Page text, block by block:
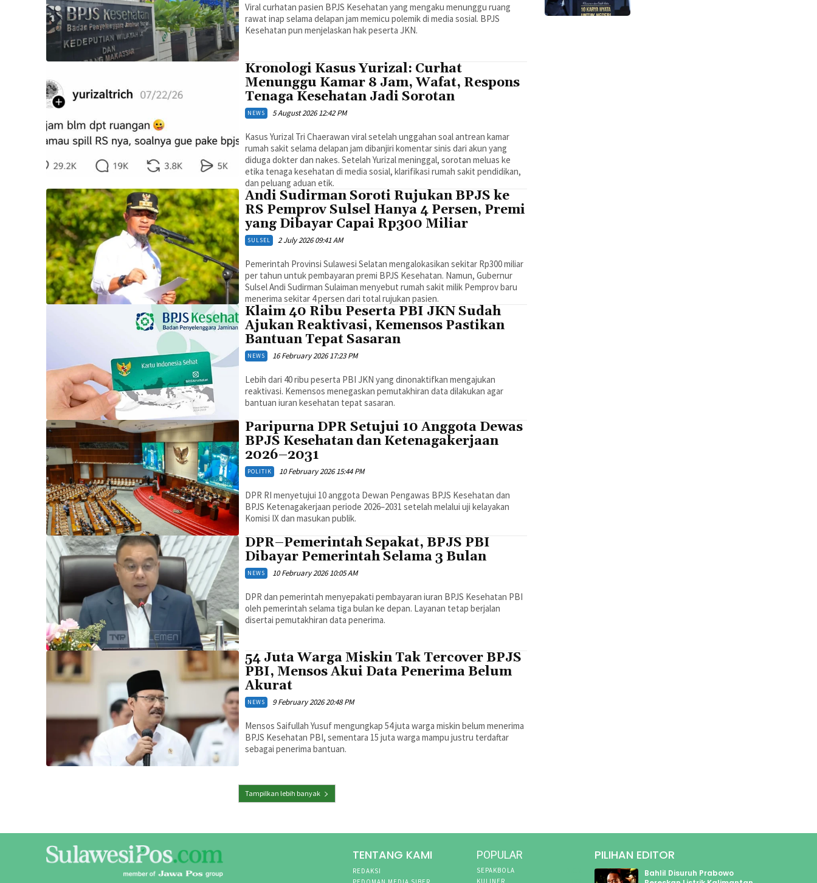
Viral curhatan pasien BPJS Kesehatan yang mengaku menunggu ruang
rawat inap selama delapan jam memicu polemik di media sosial. BPJS
Kesehatan pun menjelaskan hak peserta JKN.
Kronologi Kasus Yurizal: Curhat
Menunggu Kamar 8 Jam, Wafat, Respons
Tenaga Kesehatan Jadi Sorotan
NEWS 5 August 2026 12:42 PM
Kasus Yurizal Tri Chaerawan viral setelah unggahan soal antrean kamar
rumah sakit selama delapan jam dibanjiri komentar sinis dari akun yang
diduga dokter dan nakes. Setelah Yurizal meninggal, sorotan meluas ke
etika tenaga kesehatan di media sosial, klarifikasi rumah sakit pendidikan,
dan peluang aduan etik.
Andi Sudirman Soroti Rujukan BPJS ke
RS Pemprov Sulsel Hanya 4 Persen, Premi
yang Dibayar Capai Rp300 Miliar
SULSEL 2 July 2026 09:41 AM
Pemerintah Provinsi Sulawesi Selatan mengalokasikan sekitar Rp300 miliar
per tahun untuk pembayaran premi BPJS Kesehatan. Namun, Gubernur
Sulsel Andi Sudirman Sulaiman menyebut rumah sakit milik Pemprov baru
menerima sekitar 4 persen dari total rujukan pasien.
Klaim 40 Ribu Peserta PBI JKN Sudah
Ajukan Reaktivasi, Kemensos Pastikan
Bantuan Tepat Sasaran
NEWS 16 February 2026 17:23 PM
Lebih dari 40 ribu peserta PBI JKN yang dinonaktifkan mengajukan
reaktivasi. Kemensos menegaskan pemutakhiran data dilakukan agar
bantuan iuran kesehatan tepat sasaran.
Paripurna DPR Setujui 10 Anggota Dewas
BPJS Kesehatan dan Ketenagakerjaan
2026–2031
POLITIK 10 February 2026 15:44 PM
DPR RI menyetujui 10 anggota Dewan Pengawas BPJS Kesehatan dan
BPJS Ketenagakerjaan periode 2026–2031 setelah melalui uji kelayakan
Komisi IX dan masukan publik.
DPR–Pemerintah Sepakat, BPJS PBI
Dibayar Pemerintah Selama 3 Bulan
NEWS 10 February 2026 10:05 AM
DPR dan pemerintah menyepakati pembayaran iuran BPJS Kesehatan PBI
oleh pemerintah selama tiga bulan ke depan. Layanan tetap berjalan
disertai pemutakhiran data penerima.
54 Juta Warga Miskin Tak Tercover BPJS
PBI, Mensos Akui Data Penerima Belum
Akurat
NEWS 9 February 2026 20:48 PM
Mensos Saifullah Yusuf mengungkap 54 juta warga miskin belum menerima
BPJS Kesehatan PBI, sementara 15 juta warga mampu justru terdaftar
sebagai penerima bantuan.
Tampilkan lebih banyak
TENTANG KAMI
REDAKSI
POPULAR
SEPAKBOLA
PILIHAN EDITOR
Bahlil Disuruh Prabowo